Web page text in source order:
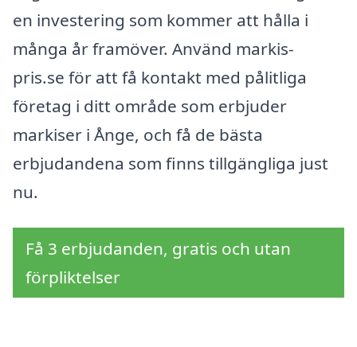
en investering som kommer att hålla i
många år framöver. Använd markis-
pris.se för att få kontakt med pålitliga
företag i ditt område som erbjuder
markiser i Ånge, och få de bästa
erbjudandena som finns tillgängliga just
nu.
Få 3 erbjudanden, gratis och utan
förpliktelser